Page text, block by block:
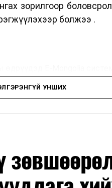
зорилгоор
болжээ .
E-Mongolia
баг сургуулиуд дээр
эхэлнэ.
УНШИХ